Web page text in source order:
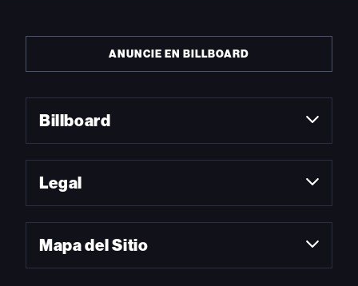
ANUNCIE EN BILLBOARD
Billboard
Legal
Mapa del Sitio